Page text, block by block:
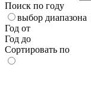
Поиск по году
выбор диапазона
Год от
Год до
Сортировать по